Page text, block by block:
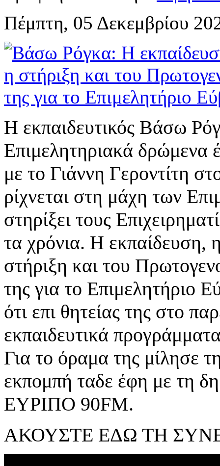
Πέμπτη, 05 Δεκεμβρίου
Η εκπαιδευτικός Βάσω
Επιμελητηριακά δρώμενα
με το Γιάννη Γεροντίτη
ρίχνεται στη μάχη των
στηρίξει τους
τα χρόνια. Η εκπαίδευση,
στήριξη και του
της για το Επιμελητήριο
ότι επι θητείας της στο
εκπαιδευτικά
Για το όραμα της μίλησε
εκπομπή ταδε έφη με τη
ΕΥΡΙΠΟ 90FM.
ΑΚΟΥΣΤΕ ΕΔΩ ΤΗ